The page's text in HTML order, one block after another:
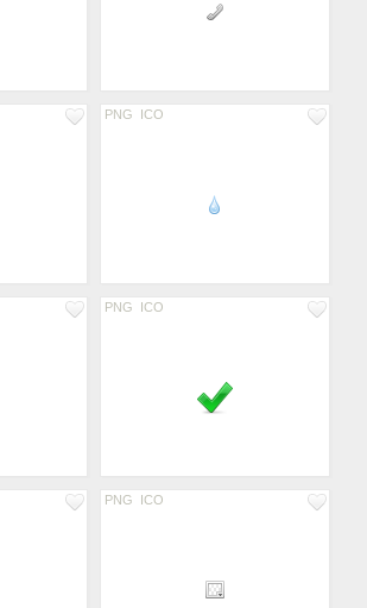
PNG ICO
PNG ICO
PNG ICO